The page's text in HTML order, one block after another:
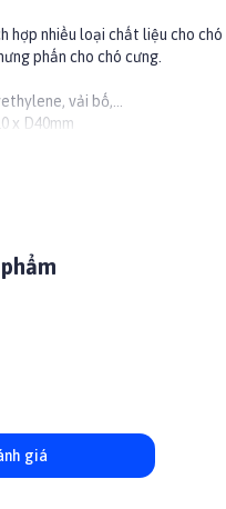
hợp nhiều loại chất liệu cho
phấn cho chó cưng.
vải bố,...
x D40mm
giá